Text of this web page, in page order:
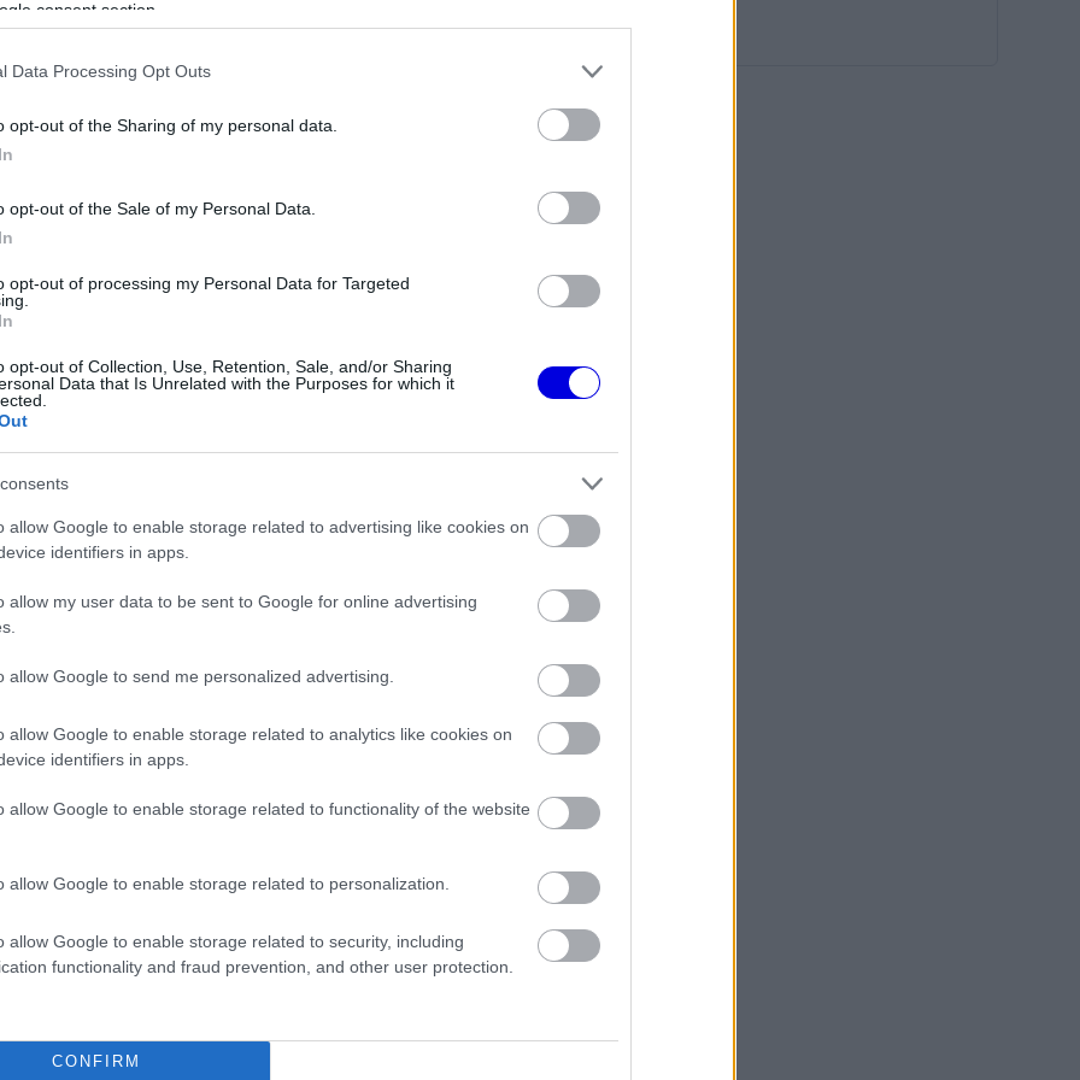
consent section.
Data Processing Opt Outs
opt-out of the Sharing of my personal data.
opt-out of the Sale of my Personal Data.
opt-out of processing my Personal Data for Targeted
opt-out of Collection, Use, Retention, Sale, and/or Sharing
Data that Is Unrelated with the Purposes for which it
allow Google to enable storage related to advertising like cookies on
identifiers in apps.
allow my user data to be sent to Google for online advertising
allow Google to send me personalized advertising.
allow Google to enable storage related to analytics like cookies on
identifiers in apps.
allow Google to enable storage related to functionality of the website
allow Google to enable storage related to personalization.
allow Google to enable storage related to security, including
functionality and fraud prevention, and other user protection.
CONFIRM
vár
nem
szurkol
Verstappen megszerzéséért
egymásutánban rendezik 10.15 és 14.35
eltérést az időjárási modellek. Az egyik
időnkénti szitálást jelez, míg más
szárazabb körülményekkel és néhány
fok fölé, éjszaka pedig ismét 4 fok körüli
virradóra is megmarad.
miközben a hűvös idő megmarad. A
hajnalra pedig nagyjából 7 fokig süllyed a